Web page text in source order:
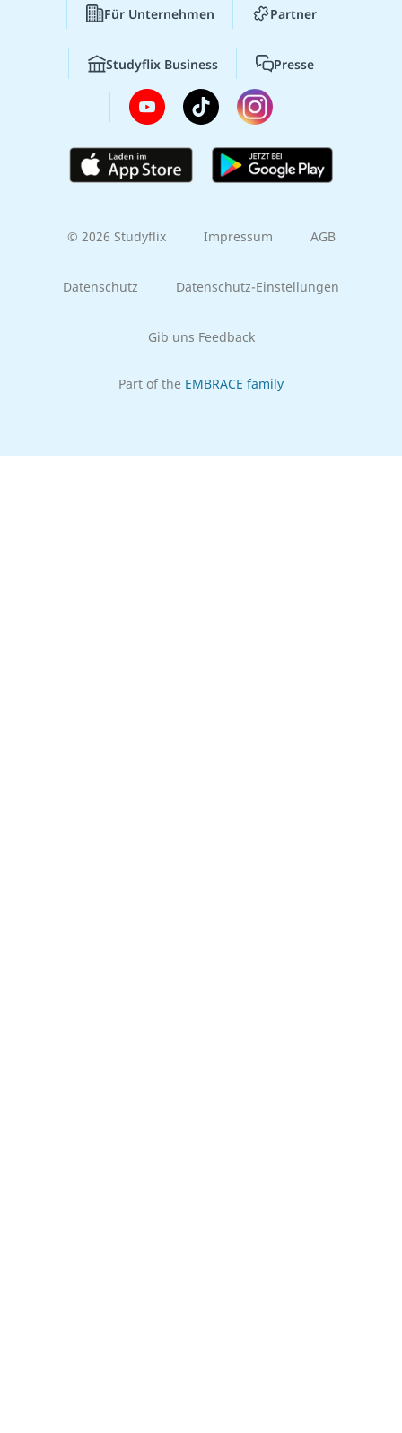
Für Unternehmen Partner
Studyflix Business Presse
© 2026 Studyflix Impressum AGB
Datenschutz Datenschutz-Einstellungen
Gib uns Feedback
Part of the EMBRACE family